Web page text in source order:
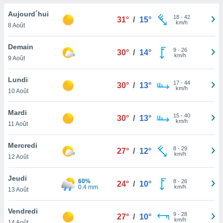
et
»,
de
ou
de
le
ainsi
la
du
Aujourd´hui
8 Août
31° / 15° 18- 42
km/h
Demain
9 Août
30° / 14° 9- 26
km/h
Lundi
10 Août
30° / 13° 17- 44
km/h
Mardi
11 Août
30° / 13° 15- 40
km/h
Mercredi
12 Août
27° / 12° 8- 29
km/h
Jeudi
13 Août
60%
0.4 mm
24° / 10° 8- 26
km/h
Vendredi
27° / 10° 9- 28
km/h